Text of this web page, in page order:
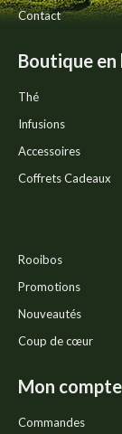
Contact
Boutique en
Thé
Infusions
Accessoires
Coffrets Cadeaux
Rooibos
Promotions
Nouveautés
Coup de cœur
Mon compte
Commandes